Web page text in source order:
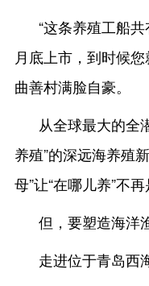
“这条养殖工船
月底上市，到时候
曲善村满脸自豪。
从全球最大的全
养殖”的深远海养殖
母”让“在哪儿养”不再
但，要塑造海洋
走进位于青岛西